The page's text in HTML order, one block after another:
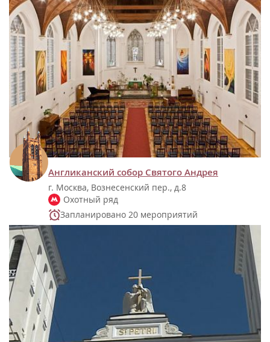
Англиканский собор Святого Андрея
г. Москва, Вознесенский пер., д.8
Охотный ряд
Запланировано 20 мероприятий